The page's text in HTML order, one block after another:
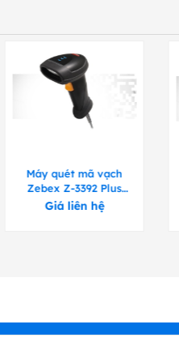
Máy quét mã vạch
Zebex Z-3392 Plus
1D,2D
Giá liên hệ